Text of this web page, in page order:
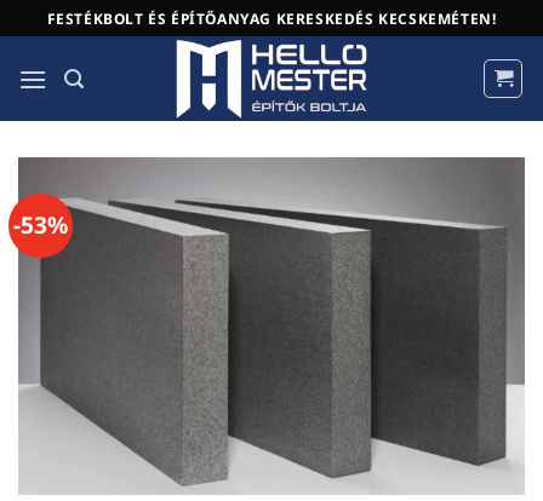
to
content
FESTÉKBOLT ÉS ÉPÍTŐANYAG KERESKEDÉS KECSKEMÉTEN!
-53%